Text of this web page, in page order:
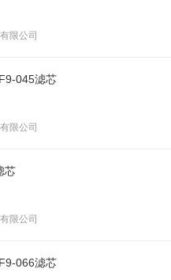
限公司
045滤芯
限公司
芯
限公司
066滤芯